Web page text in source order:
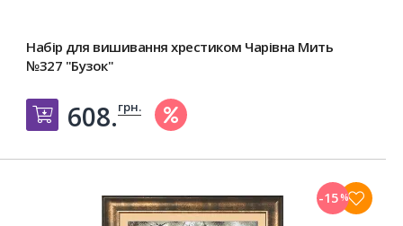
Набір для вишивання хрестиком Чарівна Мить
№327 "Бузок"
Добавить в корзину
608.грн.
-15%